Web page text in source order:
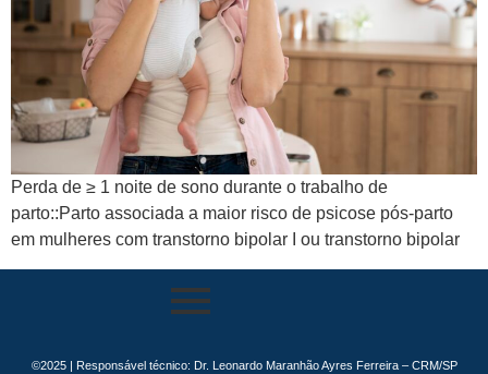
Perda de ≥ 1 noite de sono durante o trabalho de
parto::Parto associada a maior risco de psicose pós-parto
em mulheres com transtorno bipolar I ou transtorno bipolar
©2025 | Responsável técnico: Dr. Leonardo Maranhão Ayres Ferreira – CRM/SP